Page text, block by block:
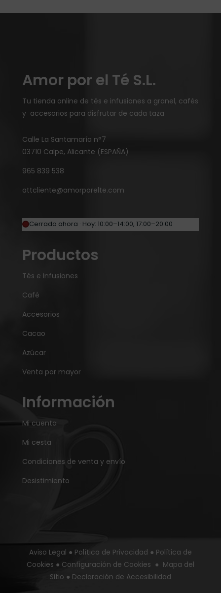
Amor por el Té S.L.
Tu tienda online de tés e infusiones a granel, cafés
y accesorios para disfrutar de cada taza
Calle La Santamaría n°7
03710 Calpe, Alicante (ESPAÑA)
965 839 538
attcliente@amorporelte.com
Cerrado ahora · Hoy: 10:00–14:00, 17:00–20:00
Productos
Tés e Infusiones
Café
Accesorios
Cacao
Azúcar
Venta por mayor
Información
Mi cuenta
Mi cesta
Condiciones de venta y envío
Desistimiento
Aviso Legal ● Política de Privacidad ● Política de
Cookies ● Configuración de Cookies ● Mapa del
Sitio ● Declaración de Accesibilidad